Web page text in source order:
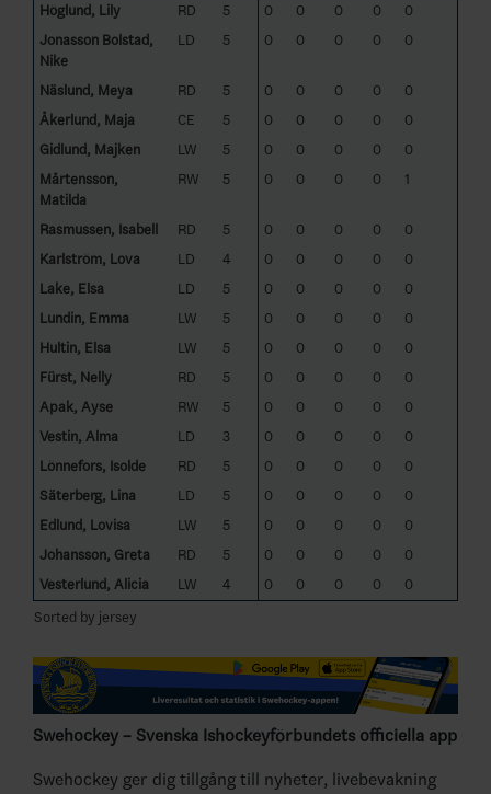
Höglund, Lily
RD 5 0 0 0 0
0
Jonasson Bolstad,
Nike
LD 5 0 0 0 0 0
Näslund, Meya RD 5 0 0 0 0
0
Åkerlund, Maja
CE 5 0 0 0 0
0
Gidlund, Majken
LW 5 0 0 0 0
0
Mårtensson,
Matilda
RW 5 0 0 0 0 1
Rasmussen, Isabell RD 5 0 0 0 0
0
Karlström, Lova
LD 4 0 0 0 0
0
Lake, Elsa
LD 5 0 0 0 0
0
Lundin, Emma
LW 5 0 0 0 0
0
Hultin, Elsa
LW 5 0 0 0 0
0
Fürst, Nelly
RD 5 0 0 0 0
0
Apak, Ayse
RW 5 0 0 0 0
0
Vestin, Alma
LD 3 0 0 0 0
0
Lönnefors, Isolde
RD 5 0 0 0 0
0
Säterberg, Lina
LD 5 0 0 0 0
0
Edlund, Lovisa
LW 5 0 0 0 0
0
Johansson, Greta
RD 5 0 0 0 0
0
Vesterlund, Alicia
LW 4 0 0 0 0
0
Sorted by jersey
Swehockey – Svenska Ishockeyförbundets officiella app
Swehockey ger dig tillgång till nyheter, livebevakning